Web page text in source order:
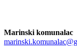
Marinski komunalac